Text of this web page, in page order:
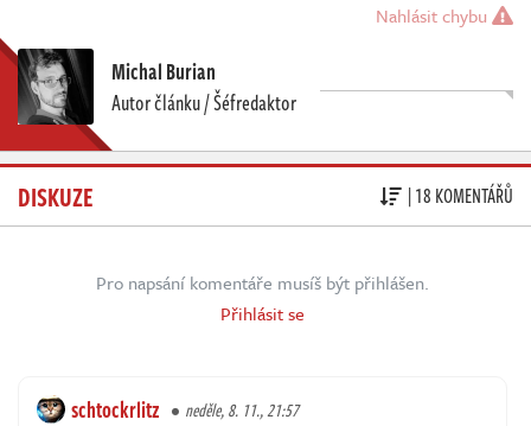
Nahlásit chybu
Michal Burian
Autor článku / Šéfredaktor
DISKUZE | 18 KOMENTÁŘŮ
Pro napsání komentáře musíš být přihlášen.
Přihlásit se
schtockrlitz neděle, 8. 11., 21:57